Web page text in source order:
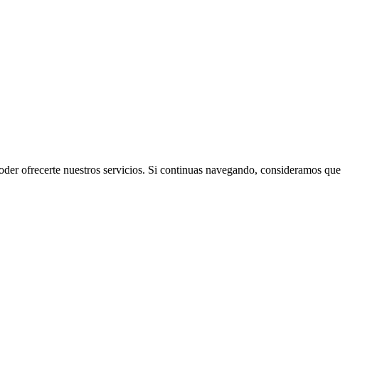
ofrecerte nuestros servicios. Si continuas navegando, consideramos que